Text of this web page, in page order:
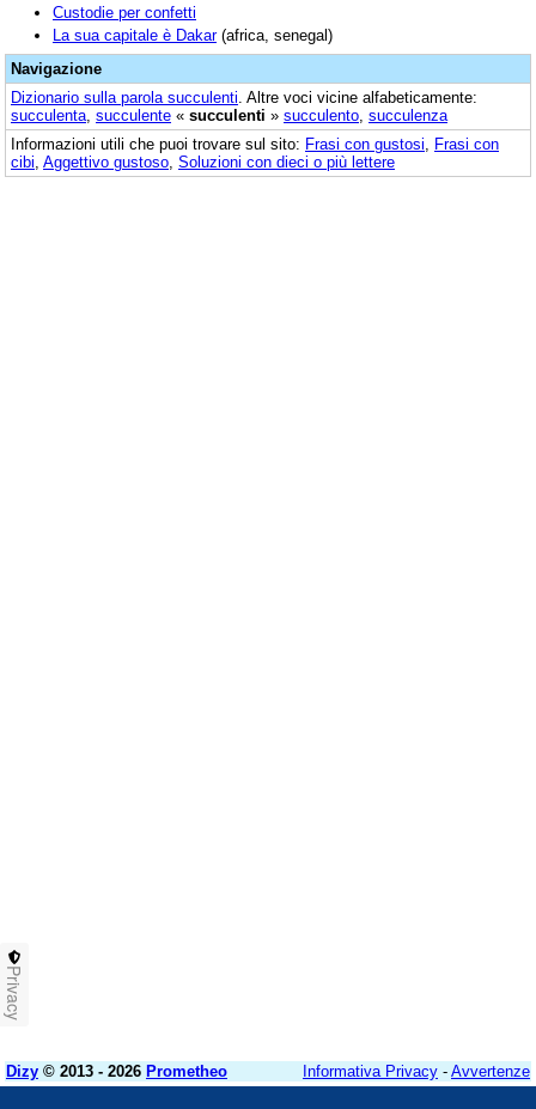
Custodie per confetti
La sua capitale è Dakar(africa, senegal)
Navigazione
Dizionario sulla parola succulenti . Altre voci vicine alfabeticamente:
succulenta succulente « succulenti » succulento succulenza
Informazioni utili che puoi trovare sul sito: Frasi con gustosi
Frasi con
cibi Aggettivo gustoso Soluzioni con dieci o più lettere
Dizy © 2013 - 2026 Prometheo Informativa Privacy - Avvertenze
Privacy